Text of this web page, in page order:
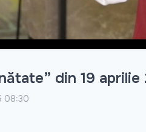
din 19 aprilie
08:30